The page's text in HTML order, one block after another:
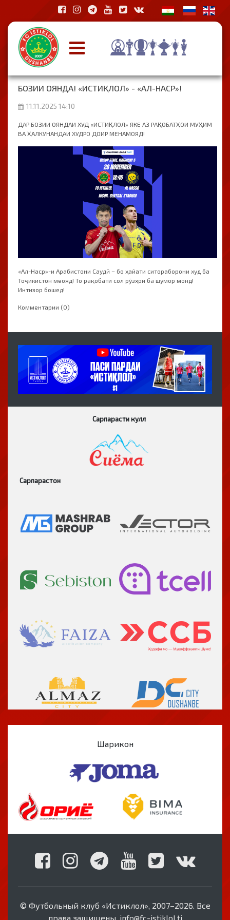
БОЗИИ ОЯНДА! «ИСТИҚЛОЛ» - «АЛ-НАСР»!
11.11.2025 14:10
ДАР БОЗИИ ОЯНДАИ ХУД «ИСТИҚЛОЛ» ЯКЕ АЗ РАҚОБАТҲОИ МУҲИМ
ВА ҲАЛКУНАНДАИ ХУДРО ДОИР МЕНАМОЯД!
«Ал-Наср»-и Арабистони Саудӣ – бо ҳайати ситораборони худ ба
Тоҷикистон меояд! То рақобати сол рӯзҳои ба шумор монд!
Интизор бошед!
Комментарии (0)
Сарпарасти кулл
Сарпарастон
Шарикон
© Футбольный клуб «Истиклол», 2007–2026. Все
права защищены. info@fc-istiklol.tj